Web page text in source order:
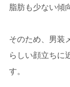
脂肪も少ない傾
そのため、男装
らしい顔立ちに
す。